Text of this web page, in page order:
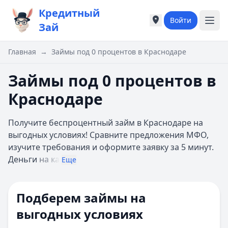
Кредитный
Зай
Города России
Москва
Казань
Б
Барнаул
Белгород
Города России
Москва
Казань
Б
Барнаул
Белгород
Войти
Главная → Займы под 0 процентов в Краснодаре
Займы под 0 процентов в
Краснодаре
Получите беспроцентный займ в Краснодаре на
выгодных условиях! Сравните предложения МФО,
изучите требования и оформите заявку за 5 минут.
Деньги на ка Еще
Подберем займы на
выгодных условиях